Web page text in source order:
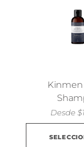
Kinmen
Desde $